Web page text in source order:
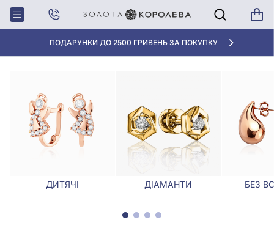
ПОДАРУНКИ ДО 2500 ГРИВЕНЬ ЗА ПОКУПКУ
Головна Сережки Сережки з містик топазом
СЕРЕЖКИ З МІСТИК ТОПАЗОМ
ДИТЯЧІ ДІАМАНТИ БЕЗ